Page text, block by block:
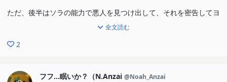
ただ、後半はソラの能力で悪人を見つけ出して、それを密告してヨ
イショされるだけの作品に感じちゃったかな。周りの人間が、聖人
すぎる人かクズすぎる人しかいなかった。仲間というより、保護者
のを見たかった。
全文読む
2
フフ…眠いか？（N.Anzai @Noah_Anzai